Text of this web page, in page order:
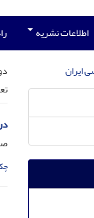
اطلاعات نشریه